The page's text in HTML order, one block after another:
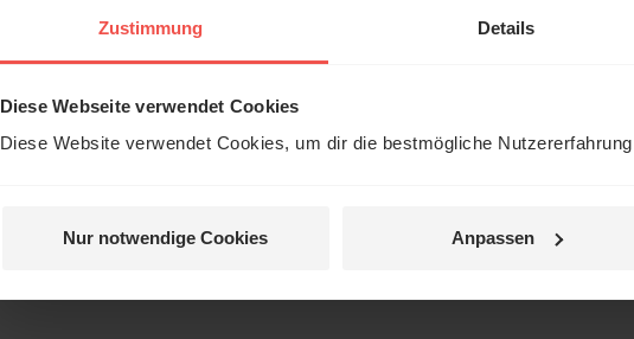
Zustimmung Details
Diese Webseite verwendet Cookies
Diese Website verwendet Cookies, um dir die bestmögliche
Nur notwendige Cookies Anpassen
Keine Rache am König
SchlafSchaf ist ein gemeinsames Projekt vom Bibellesebund
und ERF Medien.